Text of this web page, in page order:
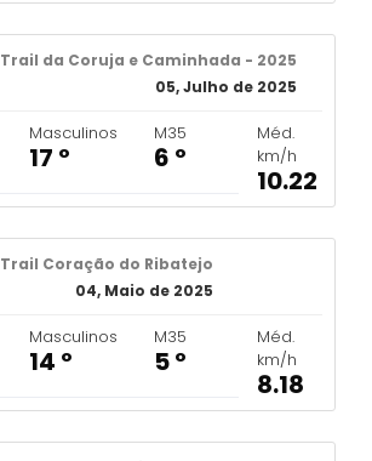
Trail da Coruja e Caminhada - 2025
05, Julho de 2025
Masculinos
17 º
M35
6 º
Méd.
km/h
10.22
Trail Coração do Ribatejo
04, Maio de 2025
Masculinos
14 º
M35
5 º
Méd.
km/h
8.18